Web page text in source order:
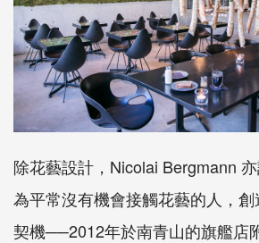
除花藝設計，Nicolai Bergmann
為平常沒有機會接觸花藝的人，
契機──2012年於南青山的旗艦店